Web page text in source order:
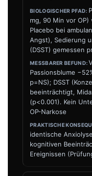
mg, 90 Min vor OP)
Placebo bei
Angst), Sedierung
(DSST) gemessen
Passionsblume
p=NS); DSST
beeinträchtigt,
(p<0.001). Kein
OP-Narkose
identische
kognitiven
Ereignissen